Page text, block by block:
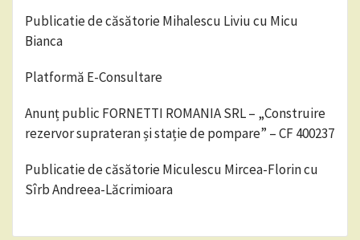
Publicatie de căsătorie Mihalescu Liviu cu Micu
Bianca
Platformă E-Consultare
Anunț public FORNETTI ROMANIA SRL – „Construire
rezervor suprateran și stație de pompare” – CF 400237
Publicatie de căsătorie Miculescu Mircea-Florin cu
Sîrb Andreea-Lăcrimioara